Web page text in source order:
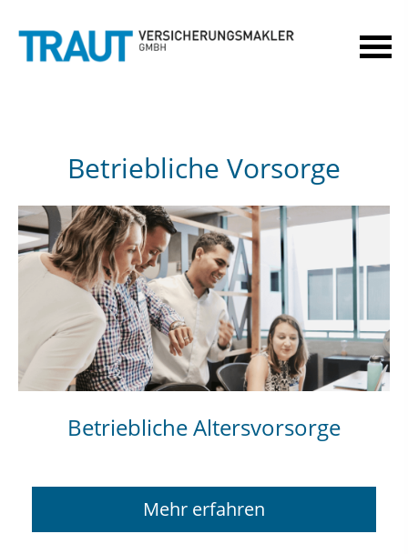
Betriebliche Vorsorge
Betriebliche Altersvorsorge
Mehr erfahren